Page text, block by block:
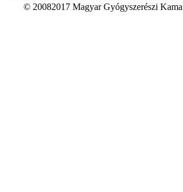
© 20082017 Magyar Gyógyszerészi